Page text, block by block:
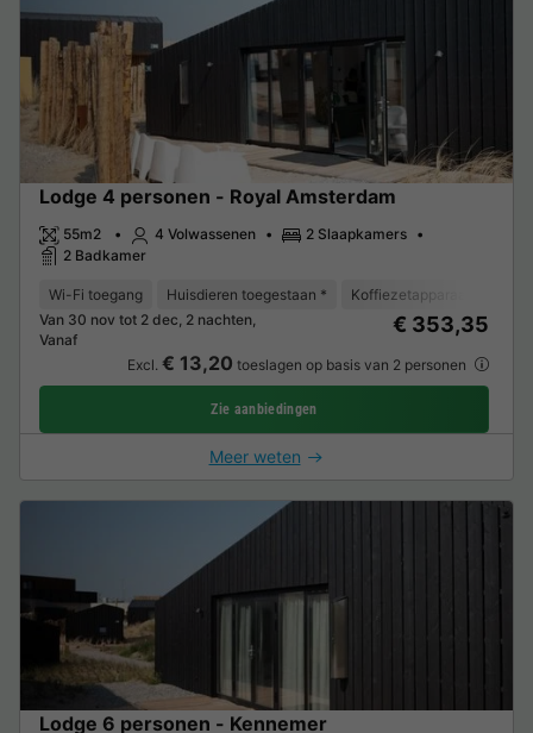
Lodge 4 personen - Royal Amsterdam
55m2 4 Volwassenen
2 Slaapkamers
2 Badkamer
Wi-Fi toegang Huisdieren toegestaan * Koffiezetapparaat
Van 30 nov tot 2 dec, 2 nachten,
Vanaf
€ 353,35
Excl. € 13,20 toeslagen op basis van 2 personen
Zie aanbiedingen
Meer weten
Lodge 6 personen - Kennemer